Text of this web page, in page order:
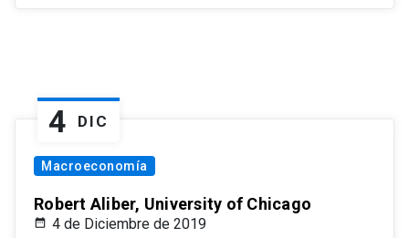
4 DIC
Macroeconomía
Robert Aliber, University of Chicago
4 de Diciembre de 2019